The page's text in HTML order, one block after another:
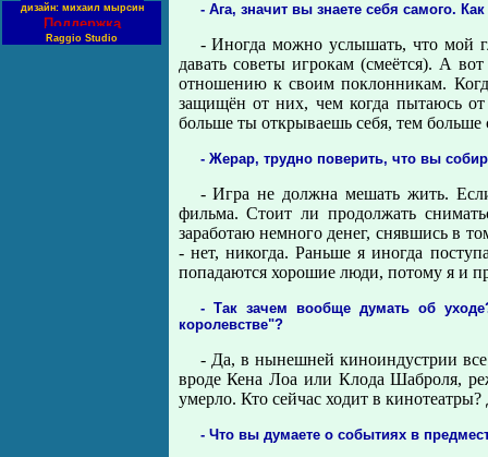
дизайн: михаил мырсин
Поддержка
Raggio Studio
- Ага, значит вы знаете себя самого.
- Иногда можно услышать, что мой
давать советы игрокам (смеётся). А
отношению к своим поклонникам.
защищён от них, чем когда пытаюсь
больше ты открываешь себя, тем
- Жерар, трудно поверить, что вы
- Игра не должна мешать жить.
фильма. Стоит ли продолжать
заработаю немного денег, снявшись в
- нет, никогда. Раньше я иногда
попадаются хорошие люди, потому я и
- Так зачем вообще думать об
королевстве"?
- Да, в нынешней киноиндустрии все
вроде Кена Лоа или Клода Шаброля,
умерло. Кто сейчас ходит в
- Что вы думаете о событиях в